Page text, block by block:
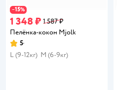
−15%
1 348 ₽ 1 587 ₽
Пелёнка-кокон Mjolk
Рейтинг:
5
L (9-12кг) M (6-9кг)